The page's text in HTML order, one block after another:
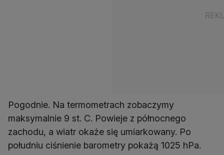
Pogodnie. Na termometrach zobaczymy
maksymalnie 9 st. C. Powieje z północnego
zachodu, a wiatr okaże się umiarkowany. Po
południu ciśnienie barometry pokażą 1025 hPa.